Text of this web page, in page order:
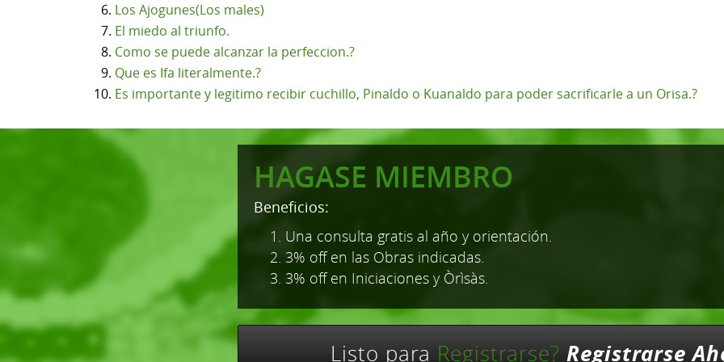
Los Ajogunes(Los males)
El miedo al triunfo.
Como se puede alcanzar la perfeccion.?
Que es Ifa literalmente.?
Es importante y legitimo recibir cuchillo, Pinaldo o Kuanaldo para poder sacrificarle a un Orisa.?
HAGASE MIEMBRO
Beneficios:
1. Una consulta gratis al año y orientación.
2. 3% off en las Obras indicadas.
3. 3% off en Iniciaciones y Òrìsàs.
Listo para Registrarse? Registrarse